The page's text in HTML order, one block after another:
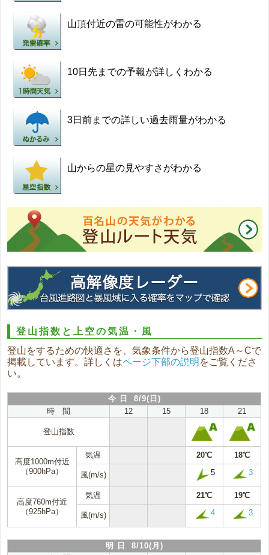
山頂付近の雷の可能性がわかる
10日先までの予報が詳しくわかる
3日前までの詳しい過去雨量がわかる
山からの星の見やすさがわかる
登山指数と上空の気温・風
登山をするための快適さを、気象条件から登山指数A～Cで
掲載しています。詳しくはページ下部の説明 をご覧くださ
い。
今 日 8/9(日)
時 間
12 15 18 21
登山指数
高度1000m付近
（900hPa）
気温 20℃ 18℃
風(m/s) 5 3
高度760m付近
（925hPa）
気温 21℃ 19℃
風(m/s) 4 3
明 日 8/10(月)